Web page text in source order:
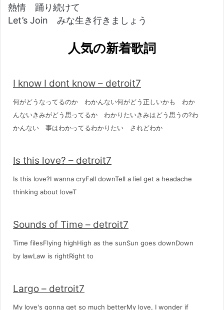
熱情 踊り続けて
Let’s Join みな生き行きましょう
人気の新着歌詞
I know I dont know – detroit7
何がどうなってるのか わかんない何がどう正しいかも わか
んないきみがどう思ってるか わかりたいきみはどう思うの?わ
かんない 事はわかってるわかりたい されどわか
Is this love? – detroit7
Is this love?I wanna cryFall downTell a lieI get a headache
thinking about loveT
Sounds of Time – detroit7
Time filesFlying highHigh as the sunSun goes downDown
by lawLaw is rightRight to
Largo – detroit7
My love's gonna get so much betterMy love, I wonder if